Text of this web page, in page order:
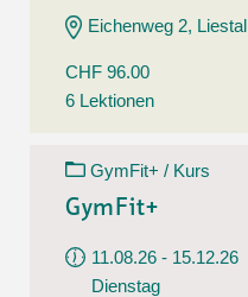
Eichenweg 2, Liestal
CHF 96.00
6 Lektionen
GymFit+ / Kurs
GymFit+
11.08.26 - 15.12.26
Dienstag